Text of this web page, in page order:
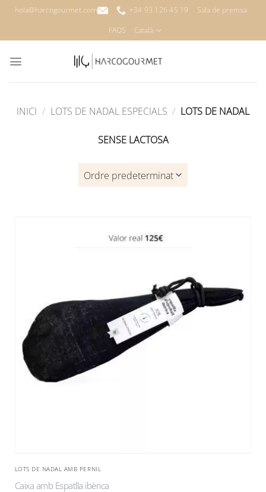
Skiphola@harcogourmet.com +34 93 126 45 19
Sala de premsa
FAQS
Català
INICI / LOTS DE NADAL ESPECIALS / LOTS DE NADAL
SENSE LACTOSA
LOTS DE NADAL AMB PERNIL
Caixa amb Espatlla ibèrica